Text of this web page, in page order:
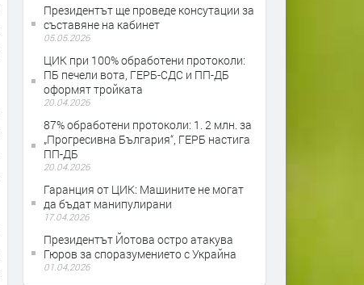
Президентът ще проведе консутации за
съставяне на кабинет
05.05.2026
ЦИК при 100% обработени протоколи:
ПБ печели вота, ГЕРБ-СДС и ПП-ДБ
оформят тройката
20.04.2026
87% обработени протоколи: 1. 2 млн. за
„Прогресивна България“, ГЕРБ настига
ПП-ДБ
20.04.2026
Гаранция от ЦИК: Машините не могат
да бъдат манипулирани
17.04.2026
Президентът Йотова остро атакува
Гюров за споразумението с Украйна
01.04.2026